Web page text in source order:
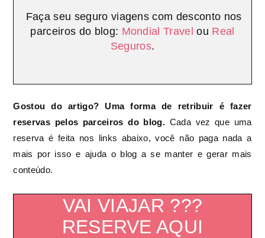
Faça seu seguro viagens com desconto nos
parceiros do blog: Mondial Travel ou Real
Seguros.
Gostou do artigo? Uma forma de retribuir é fazer
reservas pelos parceiros do blog. Cada vez que uma
reserva é feita nos links abaixo, você não paga nada a
mais por isso e ajuda o blog a se manter e gerar mais
conteúdo.
VAI VIAJAR ???
RESERVE AQUI